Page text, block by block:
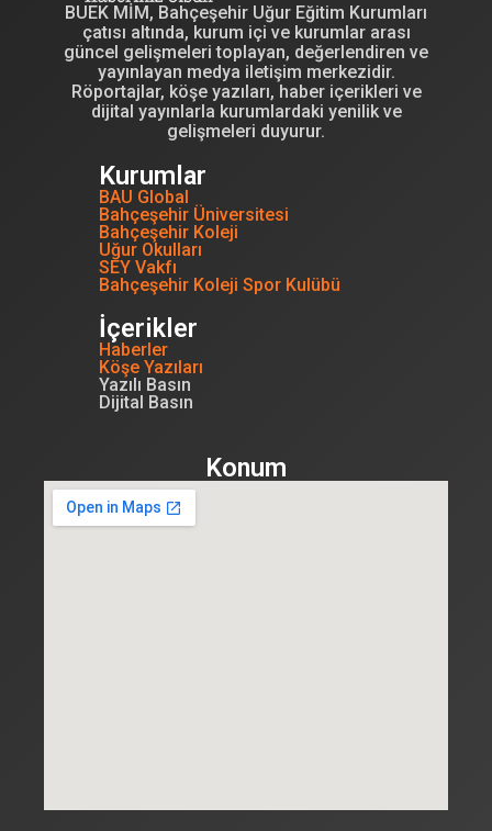
BUEK MİM, Bahçeşehir Uğur Eğitim Kurumları
çatısı altında, kurum içi ve kurumlar arası
güncel gelişmeleri toplayan, değerlendiren ve
yayınlayan medya iletişim merkezidir.
Röportajlar, köşe yazıları, haber içerikleri ve
dijital yayınlarla kurumlardaki yenilik ve
gelişmeleri duyurur.
Kurumlar
BAU Global
Bahçeşehir Üniversitesi
Bahçeşehir Koleji
Uğur Okulları
SEY Vakfı
Bahçeşehir Koleji Spor Kulübü
İçerikler
Haberler
Köşe Yazıları
Yazılı Basın
Dijital Basın
Konum